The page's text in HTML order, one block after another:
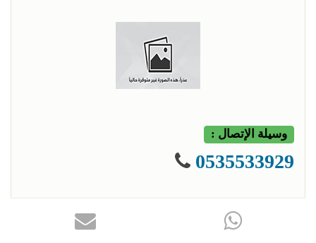
وسيلة الإتصال :
0535533929